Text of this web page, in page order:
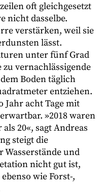
oft gleichgesetzt
nicht dasselbe.
verstärken, weil sie
lässt.
unter fünf Grad
vernachlässigende
Boden täglich
entziehen.
Jahr acht Tage mit
»2018 waren
als 20«, sagt Andreas
steigt die
und
nicht gut ist,
wie Forst-,